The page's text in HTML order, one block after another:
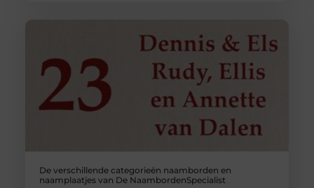
De verschillende categorieën naamborden en
naamplaatjes van De NaambordenSpecialist